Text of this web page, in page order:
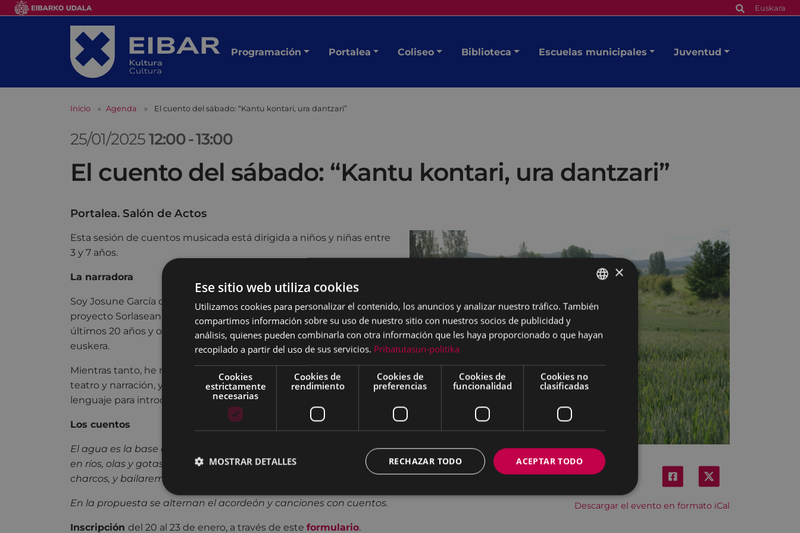
Euskara
Programación Portalea Coliseo Biblioteca Escuelas municipales Juventud
Inicio Agenda El cuento del sábado: “Kantu kontari, ura dantzari”
25/01/202512:00-13:00
El cuento del sábado: “Kantu kontari, ura dantzari”
Portalea. Salón de Actos
Descargar el evento en formato iCal
Esta sesión de cuentos musicada está dirigida a niños y niñas entre
3 y 7 años.
La narradora
Soy Josune García de Bikuña, cuentacuentos y creadora del
proyecto Sorlasean. He trabajado como educadora durante los
últimos 20 años y otros tantos en la enseñanza y normalización del
euskera.
Mientras tanto, he recibido una amplia formación en música, danza,
teatro y narración, y en todos estos ámbitos he encontrado el
lenguaje para introducirme en el mundo.
Los cuentos
El agua es la base de lo que somos y multitud de historias viajan
en ríos, olas y gotas. Nos adentraremos en el mar, saltaremos en
charcos, y bailaremos y cantaremos para atraer la lluvia.
En la propuesta se alternan el acordeón y canciones con cuentos.
Inscripción del 20 al 23 de enero, a través de este formulario.
BASQUE
×
Ese sitio web utiliza cookies
Utilizamos cookies para personalizar el contenido, los anuncios y analizar nuestro tráfico. También
compartimos información sobre su uso de nuestro sitio con nuestros socios de publicidad y
análisis, quienes pueden combinarla con otra información que les haya proporcionado o que hayan
recopilado a partir del uso de sus servicios. Pribatutasun-politika
Cookies
estrictamente
necesarias
Cookies de
rendimiento
Cookies de
preferencias
Cookies de
funcionalidad
Cookies no
clasificadas
ACEPTAR TODO
RECHAZAR TODO
MOSTRAR DETALLES